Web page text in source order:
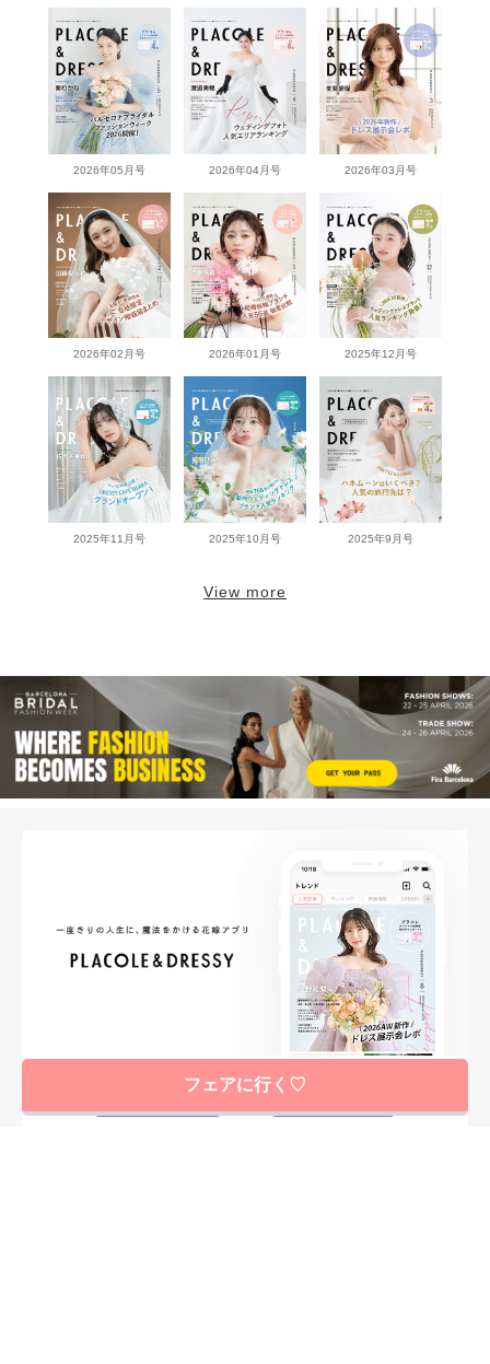
フェアに行く♡
2026年05月号 2026年04月号 2026年03月号
2026年02月号 2026年01月号 2025年12月号
2025年11月号 2025年10月号 2025年9月号
View more